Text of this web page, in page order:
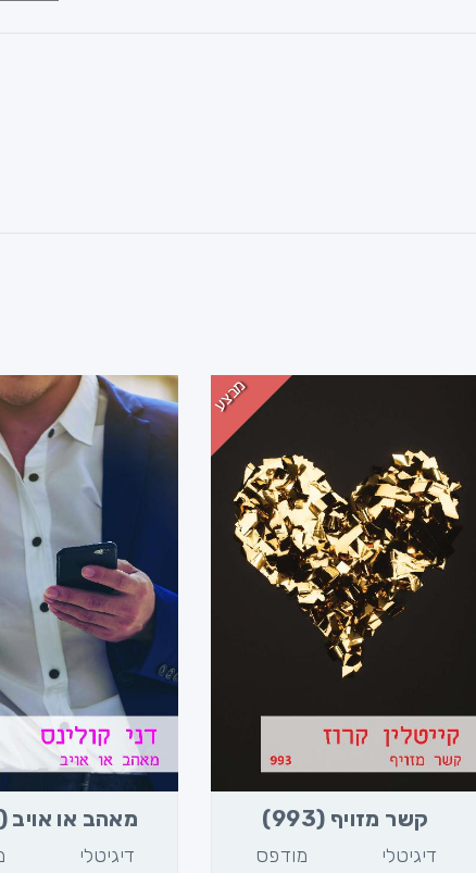
מאהב או אויב (991)
דיגיטלי
מבצע
קשר מזויף (993)
מודפס
דיגיטלי